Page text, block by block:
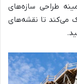
طراحی سازه‌های
می‌کند تا نقشه‌های